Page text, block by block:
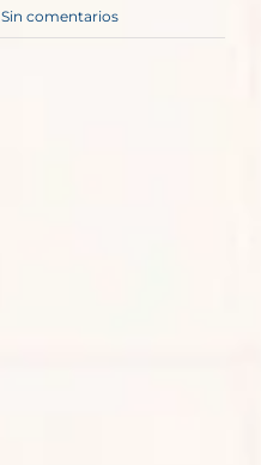
Sin comentarios